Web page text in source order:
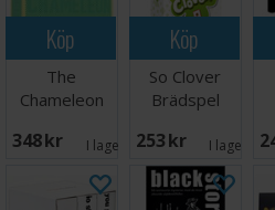
Köp
The
Chameleon
348 SEK I lager: 3
Köp
So Clover
Brädspel
253 SEK I lager: 3